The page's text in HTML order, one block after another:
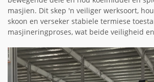
masjien. Dit skep 'n veiliger werksoort,
skoon en verseker stabiele termiese
masjineringproses, wat beide veiligheid